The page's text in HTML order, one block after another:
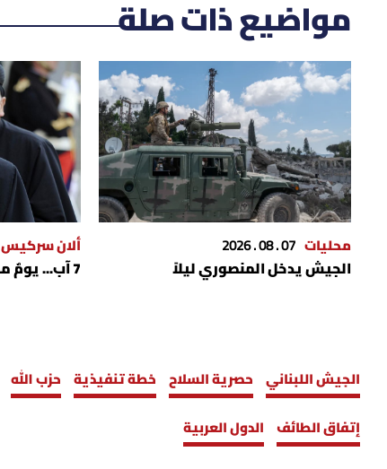
مواضيع ذات صلة
محليات 07 . 08 . 2026
الجيش يدخل المنصوري ليلاً
ألان سركيس
7 آب... يومٌ مجيد
الجيش اللبناني حصرية السلاح خطة تنفيذية حزب الله
إتفاق الطائف الدول العربية